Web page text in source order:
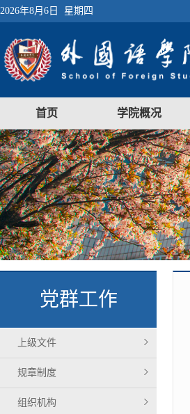
2026年8月6日 星期四
首页 学院概况
党群工作
上级文件
规章制度
组织机构